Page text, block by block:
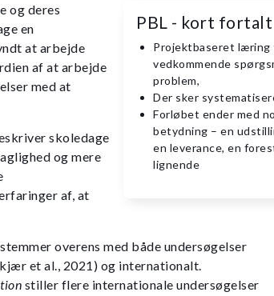
PBL - kort fortalt
Projektbaseret
vedkommende
problem,
Der sker
Forløbet ender med
betydning – en
en leverance, en
lignende
og deres
en
at arbejde
af at arbejde
med at
skoledage
og mere
af, at
overens med både undersøgelser
et al., 2021) og internationalt.
stiller flere internationale undersøgelser